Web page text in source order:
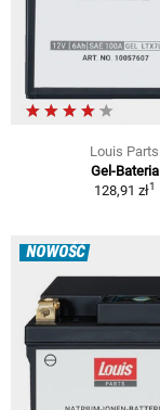
Louis Parts
Gel-Bateria
128,91 zł1
NOWOŚĆ